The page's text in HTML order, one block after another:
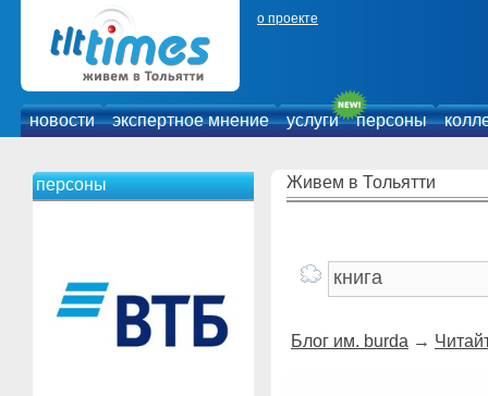
о проекте
новости экспертное мнение услуги персоны
персоны Живем в Тольятти
Блог им. burda →